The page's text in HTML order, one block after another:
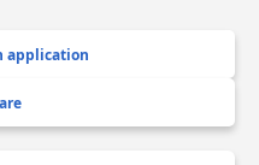
application